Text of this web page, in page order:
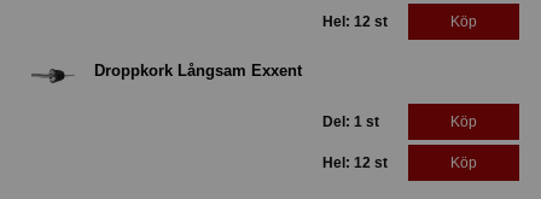
Hel: 12 st Köp
Droppkork Långsam Exxent
Del: 1 st Köp
Hel: 12 st Köp